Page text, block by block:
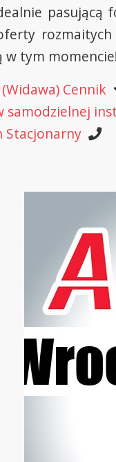
w tym
Cennik
samodzielnej
Stacjonarny